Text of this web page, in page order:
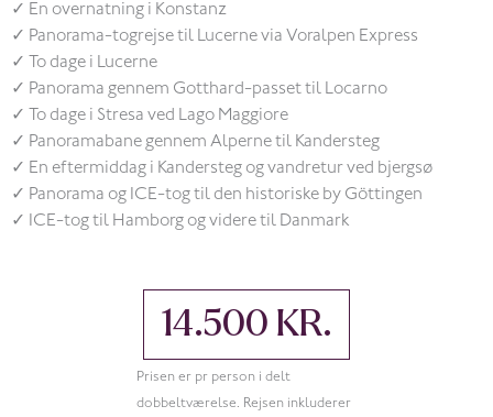
✓ En overnatning i Konstanz
✓ Panorama-togrejse til Lucerne via Voralpen Express
✓ To dage i Lucerne
✓ Panorama gennem Gotthard-passet til Locarno
✓ To dage i Stresa ved Lago Maggiore
✓ Panoramabane gennem Alperne til Kandersteg
✓ En eftermiddag i Kandersteg og vandretur ved bjergsø
✓ Panorama og ICE-tog til den historiske by Göttingen
✓ ICE-tog til Hamborg og videre til Danmark
14.500 KR.
Prisen er pr person i delt
dobbeltværelse. Rejsen inkluderer